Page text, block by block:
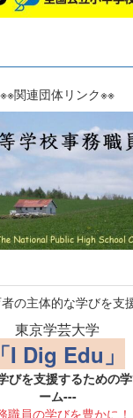
※※関連団体リンク※※
の主体的な学びを支
東京学芸大学
「I Dig Edu」
びを支援するための
ーム---
職員の学びを豊かに！